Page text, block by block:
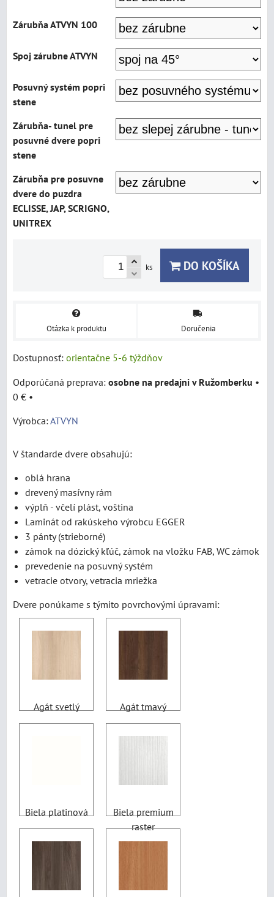
Zárubňa ATVYN 100
Spoj zárubne ATVYN
Posuvný systém popri
stene
Zárubňa- tunel pre
posuvné dvere popri
stene
Zárubňa pre posuvne
dvere do puzdra
ECLISSE, JAP, SCRIGNO,
UNITREX
ks DO KOŠÍKA
Otázka k produktu Doručenia
Dostupnosť: orientačne 5-6 týždňov
osobne na predajni v Ružomberku •
0 € •
Výrobca:ATVYN
V štandarde dvere obsahujú:
oblá hrana
drevený masívny rám
výplň - včelí plást, voština
Laminát od rakúskeho výrobcu EGGER
3 pánty (strieborné)
zámok na dózický kľúč, zámok na vložku FAB, WC zámok
prevedenie na posuvný systém
vetracie otvory, vetracia mriežka
Dvere ponúkame s týmito povrchovými úpravami:
Agát svetlý Agát tmavý
Biela platinová
Biela premium
raster